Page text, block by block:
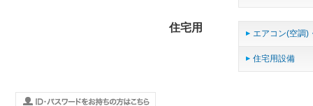
住宅用 エアコン(空調)
住宅用設備